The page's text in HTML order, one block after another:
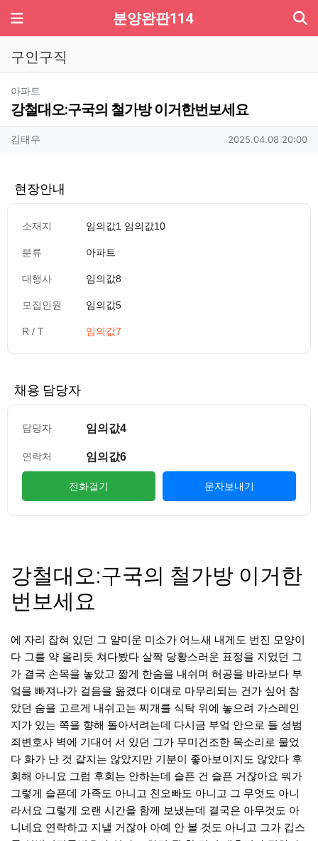
메뉴 분양완판114
구인구직
아파트
강철대오:구국의 철가방 이거한번보세요
작성자 정보
김태우 작성일
2025.04.08 20:00
현장안내
소재지 임의값1 임의값10
분류 아파트
대행사 임의값8
모집인원 임의값5
R / T 임의값7
채용 담당자
담당자 임의값4
연락처 임의값6
전화걸기 문자보내기
본문
강철대오:구국의 철가방 이거한
번보세요
에 자리 잡혀 있던 그 얄미운 미소가 어느새 내게도 번진 모양이
다 그를 약 올리듯 쳐다봤다 살짝 당황스러운 표정을 지었던 그
가 결국 손목을 놓았고 짧게 한숨을 내쉬며 허공을 바라보다 부
엌을 빠져나가 걸음을 옮겼다 이대로 마무리되는 건가 싶어 참
았던 숨을 고르게 내쉬고는 찌개를 식탁 위에 놓으려 가스레인
지가 있는 쪽을 향해 돌아서려는데 다시금 부엌 안으로 들 성범
죄변호사 벽에 기대어 서 있던 그가 무미건조한 목소리로 물었
다 화가 난 것 같지는 않았지만 기분이 좋아보이지도 않았다 후
회해 아니요 그럼 후회는 안하는데 슬픈 건 슬픈 거잖아요 뭐가
그렇게 슬픈데 가족도 아니고 친오빠도 아니고 그 무엇도 아니
라서요 그렇게 오랜 시간을 함께 보냈는데 결국은 아무것도 아
니네요 연락하고 지낼 거잖아 아예 안 볼 것도 아니고 그가 깁스